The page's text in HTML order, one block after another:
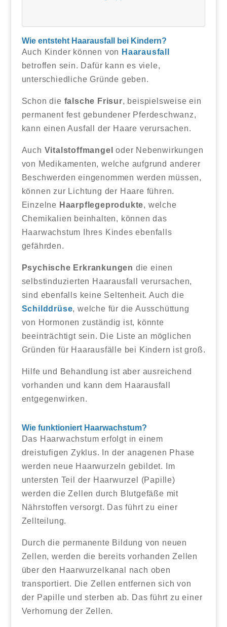
Wie entsteht Haarausfall bei Kindern?
Auch Kinder können von Haarausfall
betroffen sein. Dafür kann es viele,
unterschiedliche Gründe geben.
Schon die falsche Frisur, beispielsweise ein
permanent fest gebundener Pferdeschwanz,
kann einen Ausfall der Haare verursachen.
Auch Vitalstoffmangel oder Nebenwirkungen
von Medikamenten, welche aufgrund anderer
Beschwerden eingenommen werden müssen,
können zur Lichtung der Haare führen.
Einzelne Haarpflegeprodukte, welche
Chemikalien beinhalten, können das
Haarwachstum Ihres Kindes ebenfalls
gefährden.
Psychische Erkrankungen die einen
selbstinduzierten Haarausfall verursachen,
sind ebenfalls keine Seltenheit. Auch die
Schilddrüse, welche für die Ausschüttung
von Hormonen zuständig ist, könnte
beeinträchtigt sein. Die Liste an möglichen
Gründen für Haarausfälle bei Kindern ist groß.
Hilfe und Behandlung ist aber ausreichend
vorhanden und kann dem Haarausfall
entgegenwirken.
Wie funktioniert Haarwachstum?
Das Haarwachstum erfolgt in einem
dreistufigen Zyklus. In der anagenen Phase
werden neue Haarwurzeln gebildet. Im
untersten Teil der Haarwurzel (Papille)
werden die Zellen durch Blutgefäße mit
Nährstoffen versorgt. Das führt zu einer
Zellteilung.
Durch die permanente Bildung von neuen
Zellen, werden die bereits vorhanden Zellen
über den Haarwurzelkanal nach oben
transportiert. Die Zellen entfernen sich von
der Papille und sterben ab. Das führt zu einer
Verhornung der Zellen.